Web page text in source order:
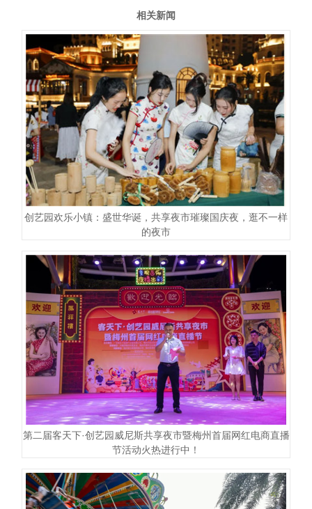
相关新闻
创艺园欢乐小镇：盛世华诞，共享夜市璀璨国庆夜，逛不一样
的夜市
第二届客天下·创艺园威尼斯共享夜市暨梅州首届网红电商直播
节活动火热进行中！